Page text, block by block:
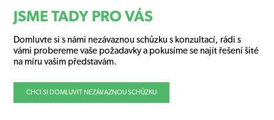
JSME TADY PRO VÁS
Domluvte si s námi nezávaznou schůzku s konzultací, rádi s
vámi probereme vaše požadavky a pokusíme se najít řešení šité
na míru vašim představám.
CHCI SI DOMLUVIT NEZÁVAZNOU SCHŮZKU